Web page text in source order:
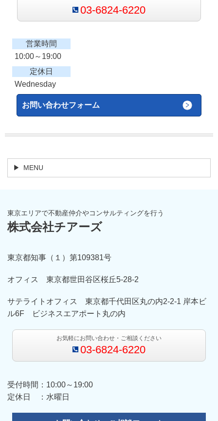
03-6824-6220
営業時間
10:00～19:00
定休日
Wednesday
お問い合わせフォーム
MENU
東京エリアで不動産仲介やコンサルティングを行う
株式会社チアーズ
東京都知事（１）第109381号
オフィス 東京都世田谷区桜丘5-28-2
サテライトオフィス 東京都千代田区丸の内2-2-1 岸本ビ
ル6F ビジネスエアポート丸の内
お気軽にお問い合わせ・ご相談ください
03-6824-6220
受付時間：10:00～19:00
定休日 ：水曜日